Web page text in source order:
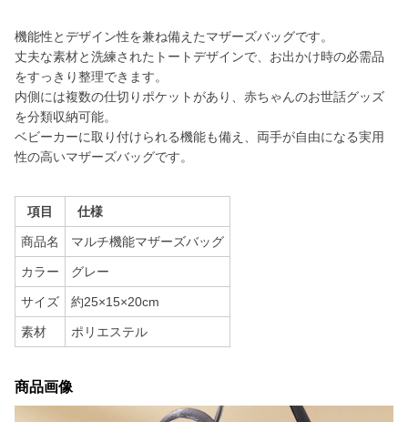
機能性とデザイン性を兼ね備えたマザーズバッグです。
丈夫な素材と洗練されたトートデザインで、お出かけ時の必需品
をすっきり整理できます。
内側には複数の仕切りポケットがあり、赤ちゃんのお世話グッズ
を分類収納可能。
ベビーカーに取り付けられる機能も備え、両手が自由になる実用
性の高いマザーズバッグです。
項目 仕様
商品名 マルチ機能マザーズバッグ
カラー グレー
サイズ 約25×15×20cm
素材 ポリエステル
商品画像